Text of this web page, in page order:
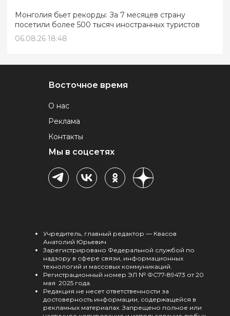
Монголия бьет рекорды: За 7 месяцев страну
посетили более 500 тысяч иностранных туристов
06.08.26 18:48
Восточное время
О нас
Реклама
Контакты
Мы в соцсетях
Учредитель, главный редактор — Квасов
Анатолий Юрьевич
Зарегистрировано Федеральной службой по
надзору в сфере связи, информационных
технологий и массовых коммуникаций.
Регистрационный номер ЭЛ № ФС77-89473 от 20
мая 2025 года.
Редакция не несет ответственности за
достоверность информации, содержащейся в
рекламных материалах. Запрещено полное или